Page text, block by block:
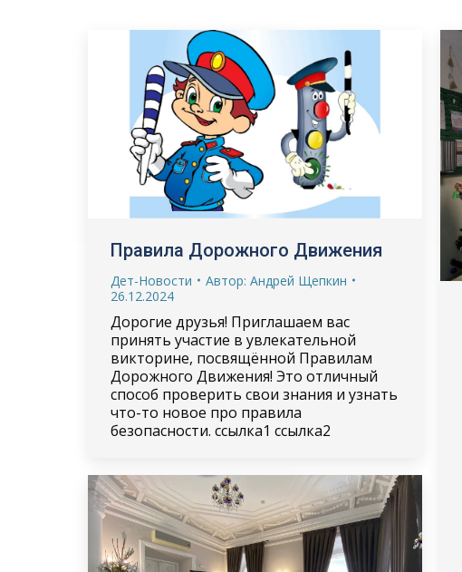
Правила Дорожного Движения
Дет-Новости Автор: Андрей Щепкин
26.12.2024
Дорогие друзья! Приглашаем вас
принять участие в увлекательной
викторине, посвящённой Правилам
Дорожного Движения! Это отличный
способ проверить свои знания и узнать
что-то новое про правила
безопасности. ссылка1 ссылка2